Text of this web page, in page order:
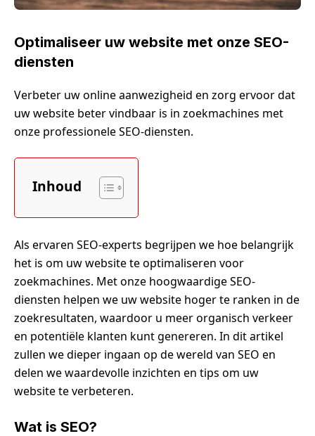
Optimaliseer uw website met onze SEO-
diensten
Verbeter uw online aanwezigheid en zorg ervoor dat
uw website beter vindbaar is in zoekmachines met
onze professionele SEO-diensten.
Inhoud
Als ervaren SEO-experts begrijpen we hoe belangrijk
het is om uw website te optimaliseren voor
zoekmachines. Met onze hoogwaardige SEO-
diensten helpen we uw website hoger te ranken in de
zoekresultaten, waardoor u meer organisch verkeer
en potentiële klanten kunt genereren. In dit artikel
zullen we dieper ingaan op de wereld van SEO en
delen we waardevolle inzichten en tips om uw
website te verbeteren.
Wat is SEO?